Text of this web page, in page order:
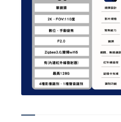
追蹤我的訂單
會員資料管理
查看我的最愛
加入 JARVIS VIP